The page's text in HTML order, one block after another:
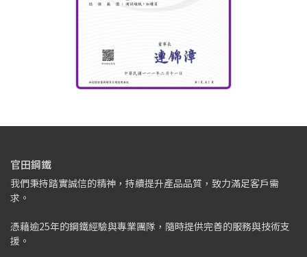
官田鋼鐵
我們秉持踏實誠信的精神，持續提升產品品質，致力滿足客戶需
求。
憑藉逾25年的鋼鐵經驗與專業團隊，隨時提供完善的服務與技術支
援。